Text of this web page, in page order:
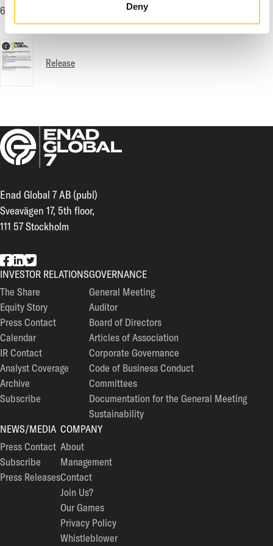
Deny
684 211 00
Release
Enad Global 7 AB (publ)
Sveavägen 17, 5th floor,
111 57 Stockholm
EG7 on Facebook
EG7 on LinkedIn
EG7 on Twitter
INVESTOR RELATIONS
The Share
Equity Story
Press Contact
Calendar
IR Contact
Analyst Coverage
Archive
Subscribe
GOVERNANCE
General Meeting
Auditor
Board of Directors
Articles of Association
Corporate Governance
Code of Business Conduct
Committees
Documentation for the General Meeting
Sustainability
NEWS/MEDIA
Press Contact
Subscribe
Press Releases
COMPANY
About
Management
Contact
Join Us?
Our Games
Privacy Policy
Whistleblower